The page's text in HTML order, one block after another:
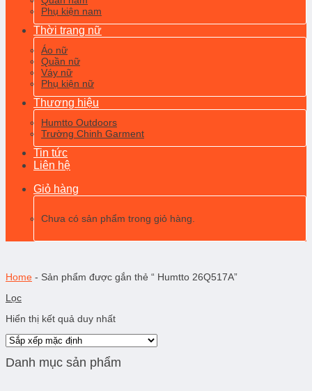
Phụ kiện nam
Thời trang nữ
Áo nữ
Quần nữ
Váy nữ
Phụ kiện nữ
Thương hiệu
Humtto Outdoors
Trường Chinh Garment
Tin tức
Liên hệ
Giỏ hàng
Chưa có sản phẩm trong giỏ hàng.
Home - Sản phẩm được gắn thẻ “ Humtto 26Q517A”
Lọc
Hiển thị kết quả duy nhất
Danh mục sản phẩm